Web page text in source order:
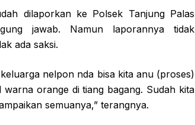
dilaporkan ke Polsek Tanjung Palas
jawab. Namun laporannya tidak
ada saksi.
nelpon nda bisa kita anu (proses)
orange di tiang bagang. Sudah kita
semuanya,” terangnya.